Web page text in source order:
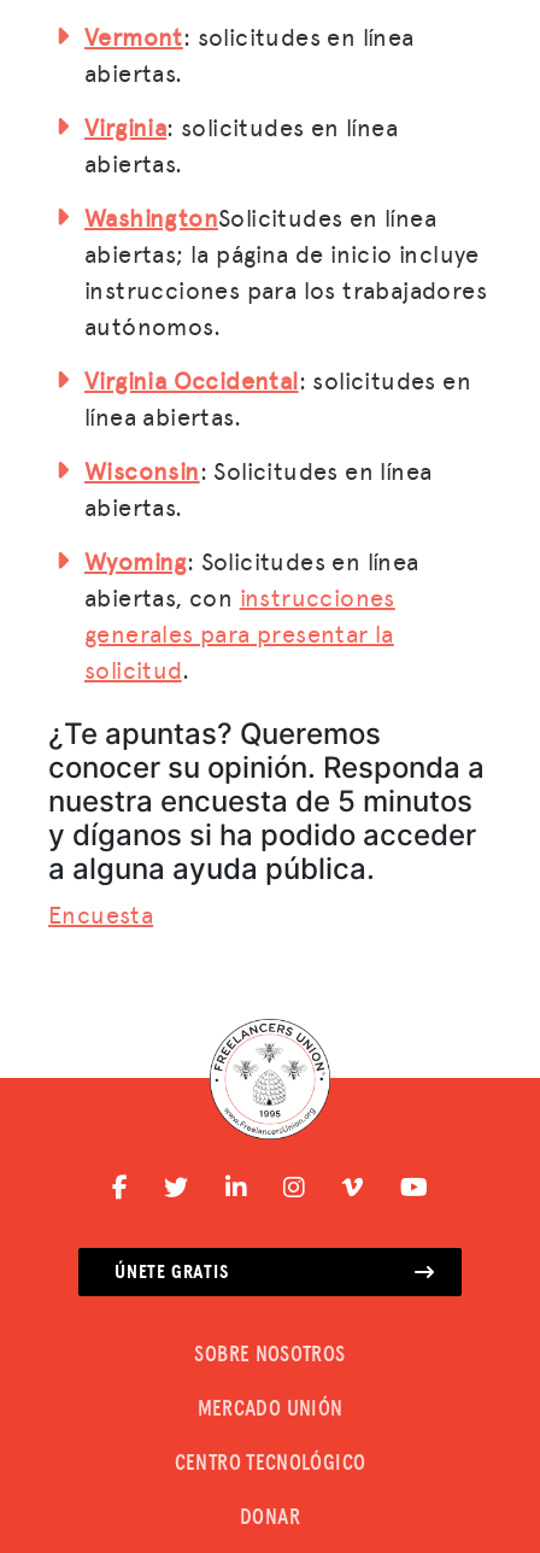
Vermont: solicitudes en línea
abiertas.
Virginia: solicitudes en línea
abiertas.
WashingtonSolicitudes en línea
abiertas; la página de inicio incluye
instrucciones para los trabajadores
autónomos.
Virginia Occidental: solicitudes en
línea abiertas.
Wisconsin: Solicitudes en línea
abiertas.
Wyoming: Solicitudes en línea
abiertas, con instrucciones
generales para presentar la
solicitud.
¿Te apuntas? Queremos
conocer su opinión. Responda a
nuestra encuesta de 5 minutos
y díganos si ha podido acceder
a alguna ayuda pública.
Encuesta
ÚNETE GRATIS
SOBRE NOSOTROS
MERCADO UNIÓN
CENTRO TECNOLÓGICO
DONAR